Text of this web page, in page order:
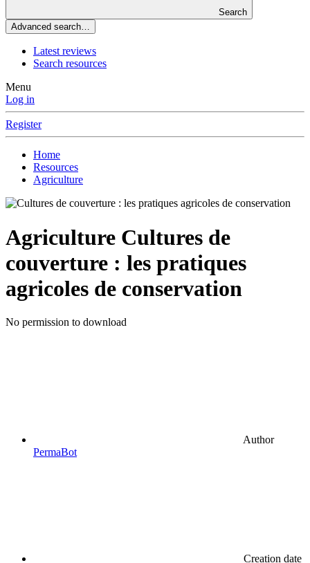
Search
Advanced search…
Latest reviews
Search resources
Menu
Log in
Register
Home
Resources
Agriculture
Agriculture Cultures de
couverture : les pratiques
agricoles de conservation
No permission to download
Author
PermaBot
Creation date